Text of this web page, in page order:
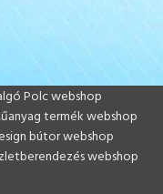
Polc webshop
termék webshop
bútor webshop
webshop